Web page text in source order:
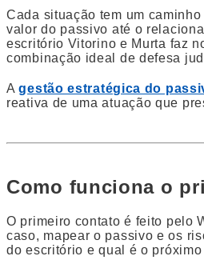
Cada situação tem um
valor do passivo até o
escritório Vitorino e Murta faz
combinação ideal de defesa
Agestão estratégica do
reativa de uma atuação que
Como funciona o
O primeiro contato é feito pelo
caso, mapear o passivo e os
do escritório e qual é o